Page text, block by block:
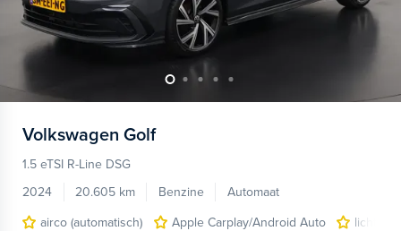
Volkswagen Golf
1.5 eTSI R-Line DSG
2024
20.605 km Benzine
Automaat
airco (automatisch)
Apple Carplay/Android Auto